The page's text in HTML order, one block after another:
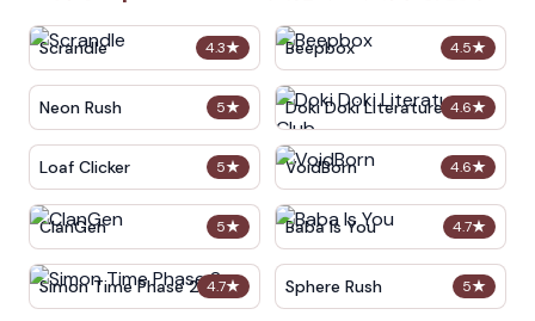
4.3★
Scrandle 4.5★
Beepbox
5★
Neon Rush 4.6★
Doki Doki Literature Club
5★
Loaf Clicker 4.6★
VoidBorn
5★
ClanGen 4.7★
Baba Is You
4.7★
Simon Time Phase 2 5★
Sphere Rush